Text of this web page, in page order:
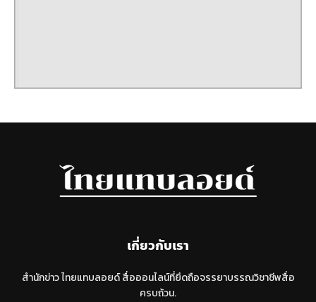
เกี่ยวกับเรา
สำนักข่าว ไทยแทบลอยด์ สื่อออนไลน์ที่ยึดถือจรรยาบรรณวิชาชีพสื่อ
ครบถ้วน.